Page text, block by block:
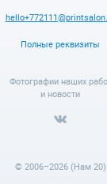
Полные реквизиты
Фотографии наших
и новости
© 2006–2026 (Нам 20)